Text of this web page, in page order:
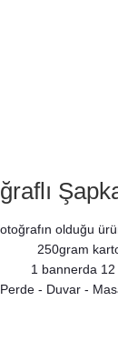
olduğu
250gram
1 bannerda 12
Perde - Duvar -